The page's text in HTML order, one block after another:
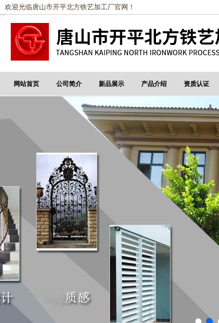
欢迎光临唐山市开平北方铁艺加工厂官网！
网站首页 公司简介 新品展示 产品介绍 资质认证